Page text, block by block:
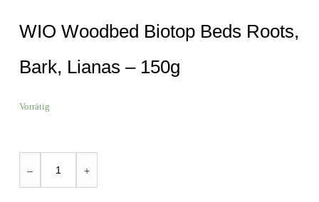
WIO Woodbed Biotop Beds Roots,
Bark, Lianas – 150g
Vorrätig
– +